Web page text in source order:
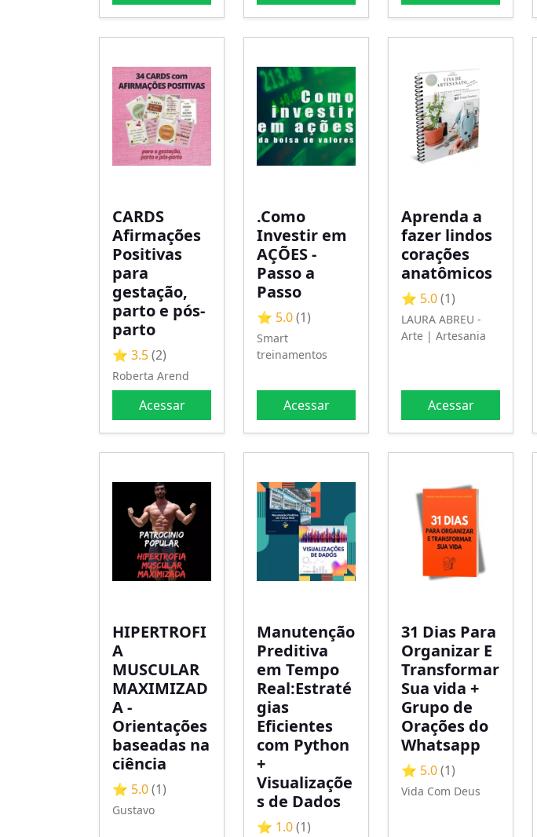
CARDS
Afirmações
Positivas
para
gestação,
parto e pós-
parto
⭐ 3.5(2)
Roberta Arend
Acessar
.Como
Investir em
AÇÕES -
Passo a
Passo
⭐ 5.0(1)
Smart
treinamentos
Acessar
Aprenda a
fazer lindos
corações
anatômicos
⭐ 5.0(1)
LAURA ABREU -
Arte | Artesania
Acessar
HIPERTROFI
A
MUSCULAR
MAXIMIZAD
A -
Orientações
baseadas na
ciência
⭐ 5.0(1)
Gustavo
Manutenção
Preditiva
em Tempo
Real:Estraté
gias
Eficientes
com Python
+
Visualizaçõe
s de Dados
⭐ 1.0(1)
31 Dias Para
Organizar E
Transformar
Sua vida +
Grupo de
Orações do
Whatsapp
⭐ 5.0(1)
Vida Com Deus